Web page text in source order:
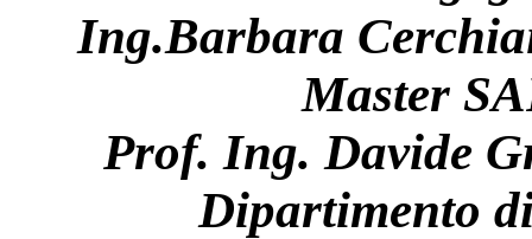
Ing.Barbara
Master
Prof. Ing. Davide
Dipartimento